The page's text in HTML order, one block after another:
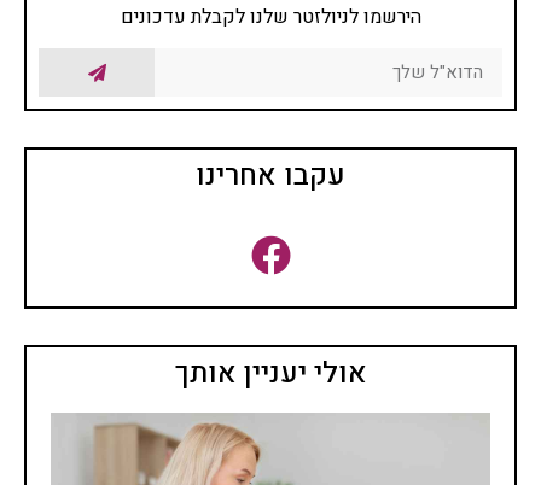
הירשמו לניולזטר שלנו לקבלת עדכונים
עקבו אחרינו
אולי יעניין אותך